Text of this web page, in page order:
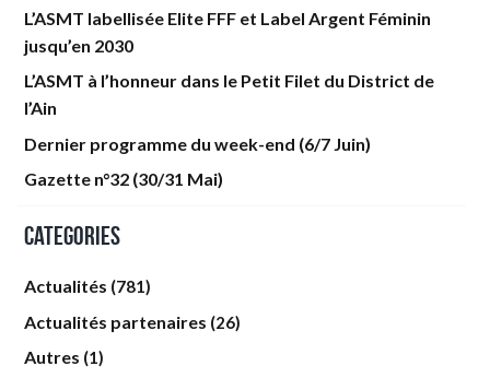
L’ASMT labellisée Elite FFF et Label Argent Féminin
jusqu’en 2030
L’ASMT à l’honneur dans le Petit Filet du District de
l’Ain
Dernier programme du week-end (6/7 Juin)
Gazette n°32 (30/31 Mai)
Categories
Actualités (781)
Actualités partenaires (26)
Autres (1)